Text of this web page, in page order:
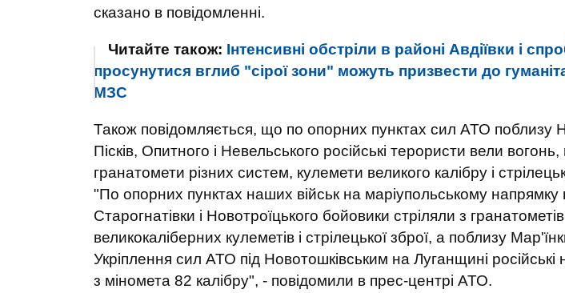
сказано в повідомленні.
Читайте також: Інтенсивні обстріли в районі Авдіївки і
просунутися вглиб "сірої зони" можуть призвести до
МЗС
Також повідомляється, що по опорних пунктах сил АТО поблизу
Пісків, Опитного і Невельського російські терористи вели
гранатомети різних систем, кулемети великого калібру і
"По опорних пунктах наших військ на маріупольському напрямку
Старогнатівки і Новотроїцького бойовики стріляли з
великокаліберних кулеметів і стрілецької зброї, а поблизу
Укріплення сил АТО під Новотошківським на Луганщині російські
з міномета 82 калібру", - повідомили в прес-центрі АТО.